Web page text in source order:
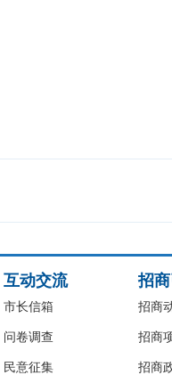
互动交流
市长信箱
问卷调查
民意征集
招
招商
招商
招商